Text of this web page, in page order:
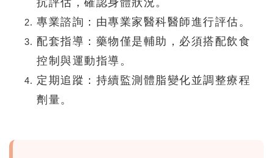
抗評估，確認身體狀況。
專業諮詢： 由專業家醫科醫師進行評估。
配套指導： 藥物僅是輔助，必須搭配飲食
控制與運動指導。
定期追蹤： 持續監測體脂變化並調整療程
劑量。